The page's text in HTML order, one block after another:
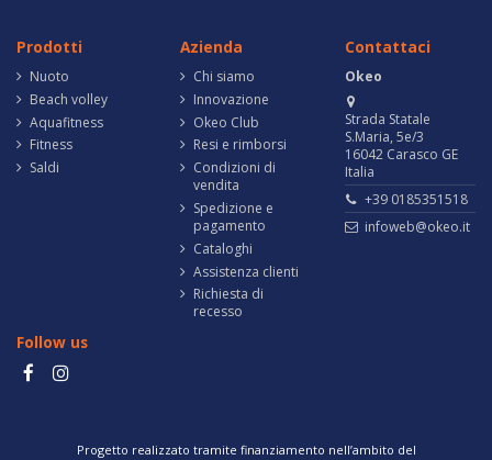
Prodotti
Nuoto
Beach volley
Aquafitness
Fitness
Saldi
Azienda
Chi siamo
Innovazione
Okeo Club
Resi e rimborsi
Condizioni di
vendita
Spedizione e
pagamento
Cataloghi
Assistenza clienti
Richiesta di
recesso
Contattaci
Okeo
Strada Statale
S.Maria, 5e/3
16042 Carasco GE
Italia
+39 0185351518
infoweb@okeo.it
Follow us
Progetto realizzato tramite finanziamento nell’ambito del